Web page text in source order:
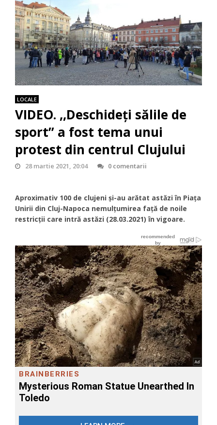
LOCALE
VIDEO. ,,Deschideți sălile de
sport” a fost tema unui
protest din centrul Clujului
28 martie 2021, 20:04 0 comentarii
Aproximativ 100 de clujeni și-au arătat astăzi în Piața
Unirii din Cluj-Napoca nemulțumirea față de noile
restricții care intră astăzi (28.03.2021) în vigoare.